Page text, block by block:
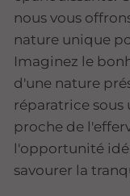
nous vous
nature unique
Imaginez le
d'une nature
réparatrice
proche de
l'opportunité
savourer la